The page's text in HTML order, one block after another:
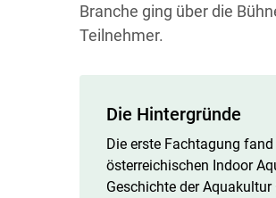
Branche ging über die
Teilnehmer.
Die Hintergründe
Die erste Fachtagung
österreichischen Indoor
Geschichte der